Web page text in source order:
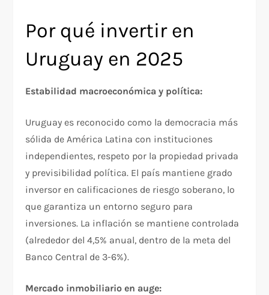
Por qué invertir en
Uruguay en 2025
Estabilidad macroeconómica y política:
Uruguay es reconocido como la democracia más
sólida de América Latina con instituciones
independientes, respeto por la propiedad privada
y previsibilidad política. El país mantiene grado
inversor en calificaciones de riesgo soberano, lo
que garantiza un entorno seguro para
inversiones. La inflación se mantiene controlada
(alrededor del 4,5% anual, dentro de la meta del
Banco Central de 3-6%).​
Mercado inmobiliario en auge: